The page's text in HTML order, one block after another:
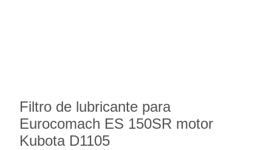
Filtro de lubricante para
Eurocomach ES 150SR motor
Kubota D1105